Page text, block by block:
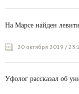
На Марсе найден
20 октября 2019 /
Уфолог рассказал об